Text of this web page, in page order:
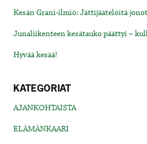
Kesän Grani-ilmiö: Jättijäätelöitä
Junaliikenteen kesätauko päättyi –
Hyvää kesää!
KATEGORIAT
AJANKOHTAISTA
ELÄMÄNKAARI